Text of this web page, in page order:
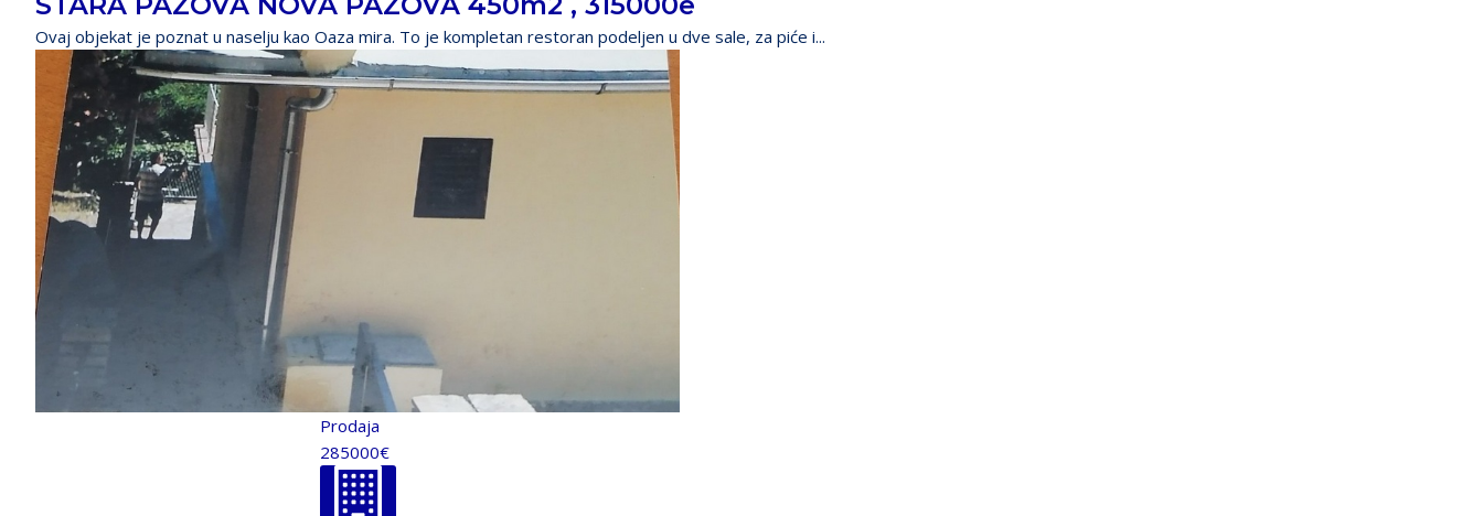
Ovaj objekat je poznat u naselju kao Oaza mira. To je kompletan restoran podeljen u dve sale, za piće i...
Prodaja
285000€